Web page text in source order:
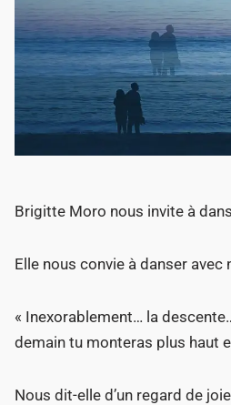
Brigitte Moro nous invite à
Elle nous convie à danser avec
« Inexorablement… la
demain tu monteras plus haut
Nous dit-elle d’un regard de